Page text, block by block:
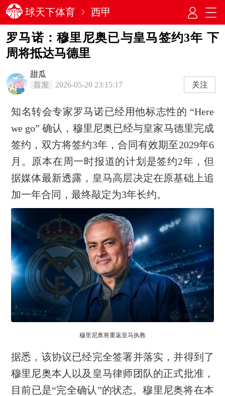
球天下体育 西甲
罗马诺：穆里尼奥已与皇马签约3年 下
周将抵达马德里
甜瓜
首发
2026-05-20 23:15:17 关注
知名转会专家罗马诺已经用他标志性的 “Here
we go” 确认，穆里尼奥已经与皇家马德里完成
签约，双方将签约3年，合同有效期至2029年6
月。原本在周一时报道的计划是签约2年，但
据媒体最新透露，皇马高层决定在原基础上追
加一年合同，最终敲定为3年长约。
穆里尼奥将重返皇马执教
据悉，该协议已经完全签署并落实，并得到了
穆里尼奥本人以及皇马律师团队的正式批准，
目前已是“完全确认”的状态。穆里尼奥将在本